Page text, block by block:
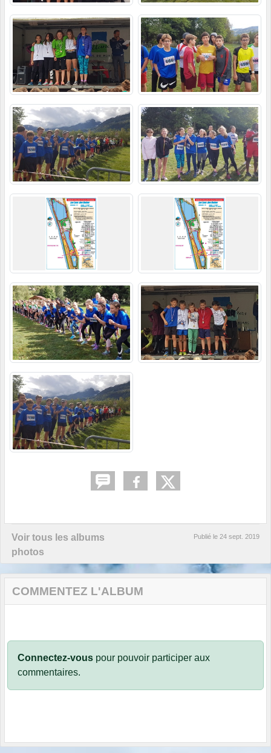
Voir tous les albums
photos
Publié le 24 sept. 2019
COMMENTEZ L'ALBUM
Connectez-vous pour pouvoir participer aux
commentaires.